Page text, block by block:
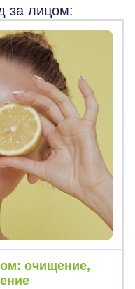
за лицом:
очищение,